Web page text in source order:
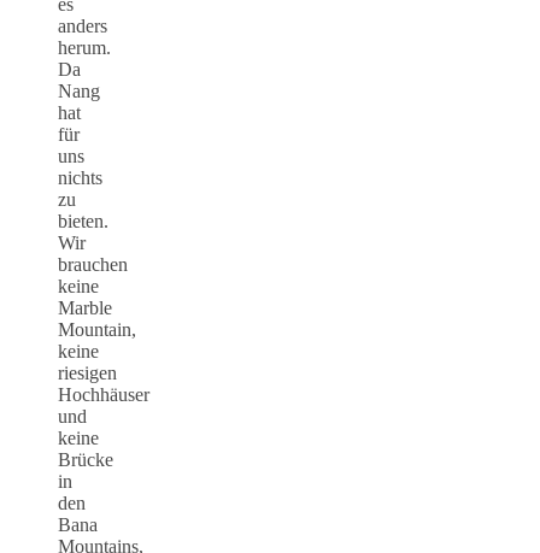
es
anders
herum.
Da
Nang
hat
für
uns
nichts
zu
bieten.
Wir
brauchen
keine
Marble
Mountain,
keine
riesigen
Hochhäuser
und
keine
Brücke
in
den
Bana
Mountains,